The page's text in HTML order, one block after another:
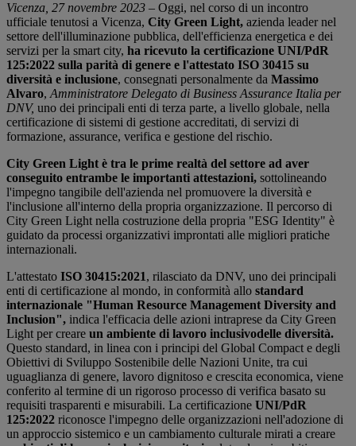
Vicenza, 27 novembre 2023 – Oggi, nel corso di un incontro
ufficiale tenutosi a Vicenza, City Green Light, azienda leader nel
settore dell'illuminazione pubblica, dell'efficienza energetica e dei
servizi per la smart city, ha ricevuto la certificazione UNI/PdR
125:2022 sulla parità di genere e l'attestato ISO 30415 su
diversità e inclusione, consegnati personalmente da Massimo
Alvaro,Amministratore Delegato di Business Assurance Italia per
DNV, uno dei principali enti di terza parte, a livello globale, nella
certificazione di sistemi di gestione accreditati, di servizi di
formazione, assurance, verifica e gestione del rischio.
City Green Light è tra le prime realtà del settore ad aver
conseguito entrambe le importanti attestazioni, sottolineando
l'impegno tangibile dell'azienda nel promuovere la diversità e
l'inclusione all'interno della propria organizzazione. Il percorso di
City Green Light nella costruzione della propria "ESG Identity" è
guidato da processi organizzativi improntati alle migliori pratiche
internazionali.
L'attestato ISO 30415:2021, rilasciato da DNV, uno dei principali
enti di certificazione al mondo, in conformità allo standard
internazionale "Human Resource Management Diversity and
Inclusion", indica l'efficacia delle azioni intraprese da City Green
Light per creare un ambiente di lavoro inclusivodelle diversità.
Questo standard, in linea con i principi del Global Compact e degli
Obiettivi di Sviluppo Sostenibile delle Nazioni Unite, tra cui
uguaglianza di genere, lavoro dignitoso e crescita economica, viene
conferito al termine di un rigoroso processo di verifica basato su
requisiti trasparenti e misurabili. La certificazione UNI/PdR
125:2022 riconosce l'impegno delle organizzazioni nell'adozione di
un approccio sistemico e un cambiamento culturale mirati a creare